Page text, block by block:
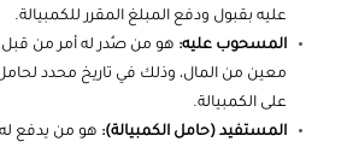
عليه بقبول ودفع المبلغ المقرر للكمبيالة.
المسحوب عليه: هو من صُدر له أمر من قبل
معين من المال، وذلك في تاريخ محدد لحامل
على الكمبيالة.
المستفيد (حامل الكمبيالة): هو من يدفع له